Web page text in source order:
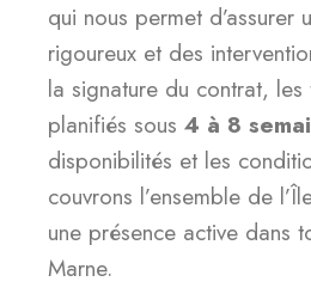
qui nous permet d’assurer
rigoureux et des
la signature du contrat, les
planifiés sous 4 à 8
disponibilités et les
couvrons l’ensemble de
une présence active dans
Marne.